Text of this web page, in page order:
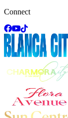
Connect